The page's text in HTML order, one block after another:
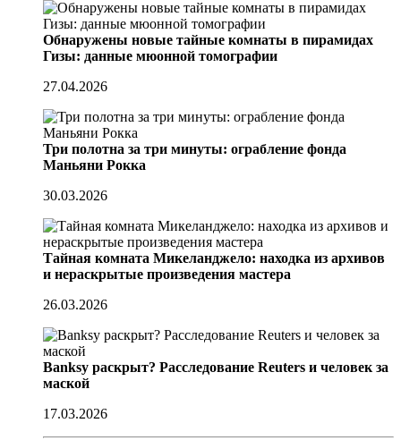
Обнаружены новые тайные комнаты в пирамидах
Гизы: данные мюонной томографии
27.04.2026
Три полотна за три минуты: ограбление фонда
Маньяни Рокка
30.03.2026
Тайная комната Микеланджело: находка из архивов
и нераскрытые произведения мастера
26.03.2026
Banksy раскрыт? Расследование Reuters и человек за
маской
17.03.2026